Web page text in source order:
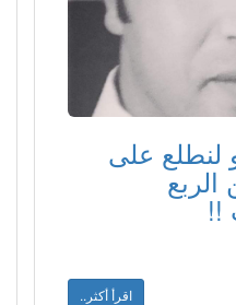
لنطلع على
الربع
!!
اقرأ أكثر..